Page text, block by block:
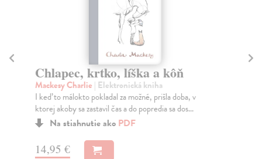
Chlapec, krtko, líška a kôň
Mackesy Charlie | Elektronická kniha
I keď to málokto pokladal za možné, prišla doba, v
ktorej akoby sa zastavil čas a do popredia sa dos...
Na stiahnutie ako PDF
14,95 €